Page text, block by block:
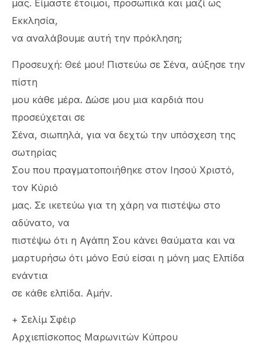
μας. Είμαστε έτοιμοι, προσωπικά και μαζί ως
Εκκλησία,
να αναλάβουμε αυτή την πρόκληση;
Προσευχή: Θεέ μου! Πιστεύω σε Σένα, αύξησε την
πίστη
μου κάθε μέρα. Δώσε μου μια καρδιά που
προσεύχεται σε
Σένα, σιωπηλά, για να δεχτώ την υπόσχεση της
σωτηρίας
Σου που πραγματοποιήθηκε στον Ιησού Χριστό,
τον Κύριό
μας. Σε ικετεύω για τη χάρη να πιστέψω στο
αδύνατο, να
πιστέψω ότι η Αγάπη Σου κάνει θαύματα και να
μαρτυρήσω ότι μόνο Εσύ είσαι η μόνη μας Ελπίδα
ενάντια
σε κάθε ελπίδα. Αμήν.
+ Σελίμ Σφέιρ
Αρχιεπίσκοπος Μαρωνιτών Κύπρου